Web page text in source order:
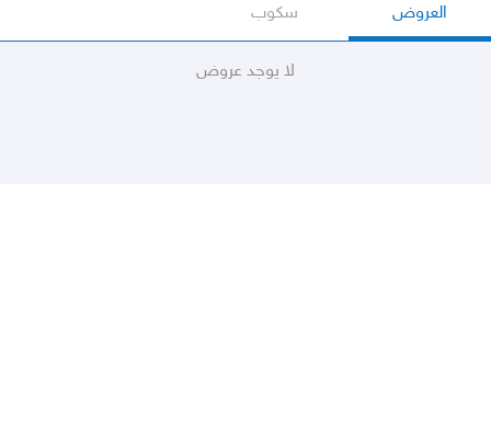
العروض سكوب
لا يوجد عروض